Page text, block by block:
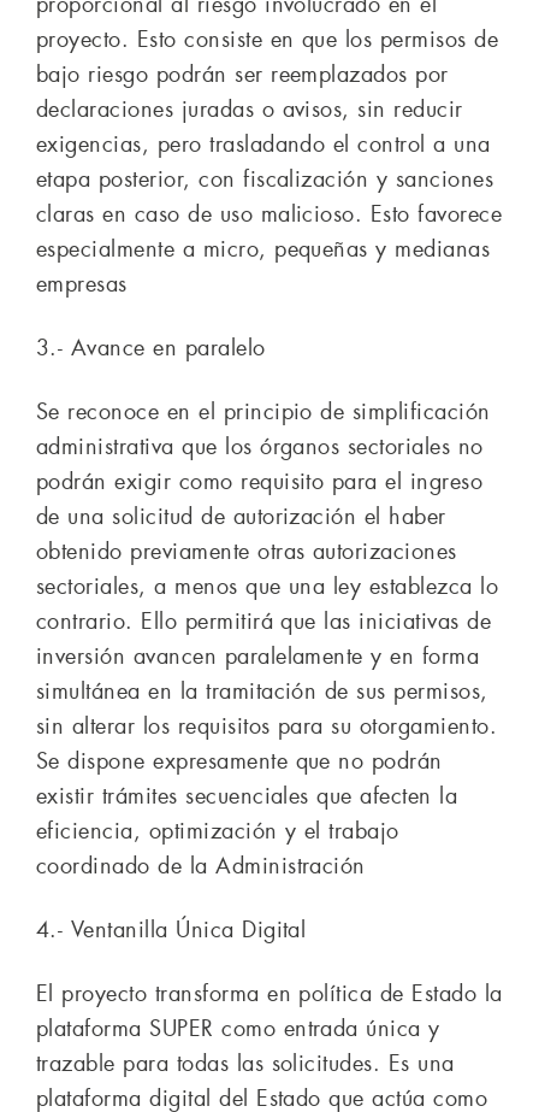
proyecto. Esto consiste en que los permisos de
bajo riesgo podrán ser reemplazados por
declaraciones juradas o avisos, sin reducir
exigencias, pero trasladando el control a una
etapa posterior, con fiscalización y sanciones
claras en caso de uso malicioso. Esto favorece
especialmente a micro, pequeñas y medianas
empresas
3.- Avance en paralelo
Se reconoce en el principio de simplificación
administrativa que los órganos sectoriales no
podrán exigir como requisito para el ingreso
de una solicitud de autorización el haber
obtenido previamente otras autorizaciones
sectoriales, a menos que una ley establezca lo
contrario. Ello permitirá que las iniciativas de
inversión avancen paralelamente y en forma
simultánea en la tramitación de sus permisos,
sin alterar los requisitos para su otorgamiento.
Se dispone expresamente que no podrán
existir trámites secuenciales que afecten la
eficiencia, optimización y el trabajo
coordinado de la Administración
4.- Ventanilla Única Digital
El proyecto transforma en política de Estado la
plataforma SUPER como entrada única y
trazable para todas las solicitudes. Es una
plataforma digital del Estado que actúa como